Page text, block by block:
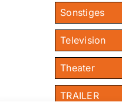
Sonstiges
Television
Theater
TRAILER